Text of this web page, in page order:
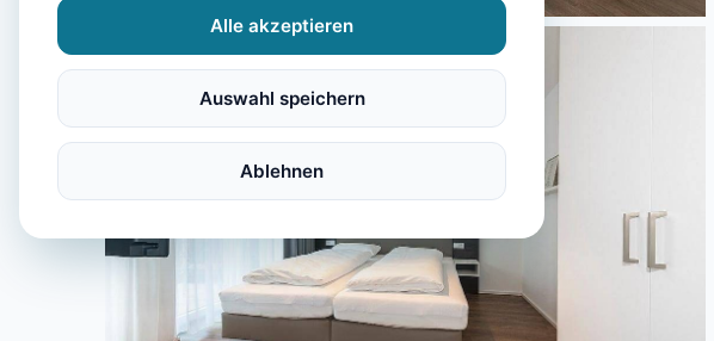
Alle akzeptieren
Auswahl speichern
Ablehnen